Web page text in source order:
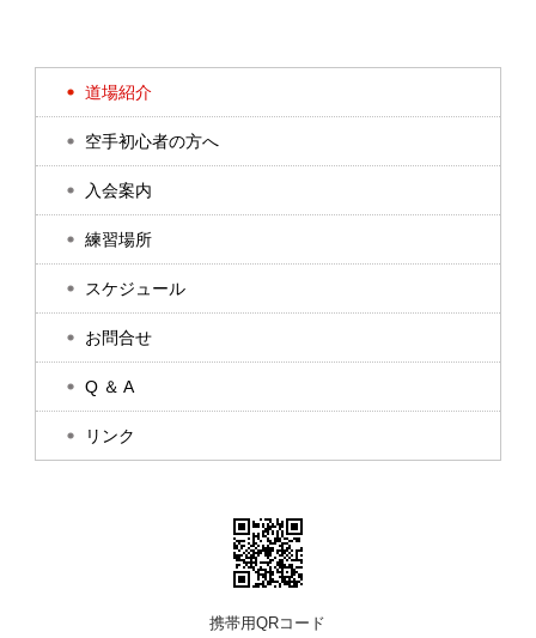
道場紹介
空手初心者の方へ
入会案内
練習場所
スケジュール
お問合せ
Q ＆ A
リンク
携帯用QRコード